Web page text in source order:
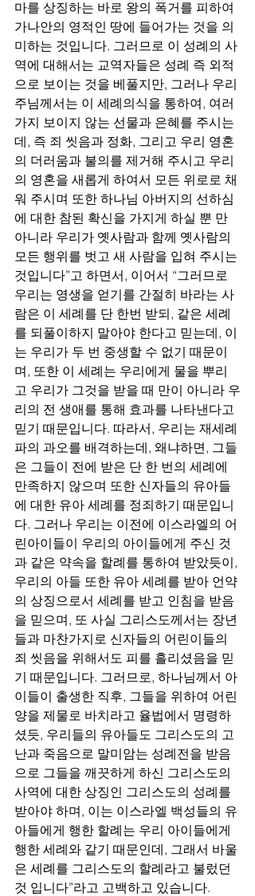
마를 상징하는 바로 왕의 폭거를 피하여
가나안의 영적인 땅에 들어가는 것을 의
미하는 것입니다. 그러므로 이 성례의 사
역에 대해서는 교역자들은 성례 즉 외적
으로 보이는 것을 베풀지만, 그러나 우리
주님께서는 이 세례의식을 통하여, 여러
가지 보이지 않는 선물과 은혜를 주시는
데, 즉 죄 씻음과 정화, 그리고 우리 영혼
의 더러움과 불의를 제거해 주시고 우리
의 영혼을 새롭게 하여서 모든 위로로 채
워 주시며 또한 하나님 아버지의 선하심
에 대한 참된 확신을 가지게 하실 뿐 만
아니라 우리가 옛사람과 함께 옛사람의
모든 행위를 벗고 새 사람을 입혀 주시는
것입니다”고 하면서, 이어서 “그러므로
우리는 영생을 얻기를 간절히 바라는 사
람은 이 세례를 단 한번 받되, 같은 세례
를 되풀이하지 말아야 한다고 믿는데, 이
는 우리가 두 번 중생할 수 없기 때문이
며, 또한 이 세례는 우리에게 물을 뿌리
고 우리가 그것을 받을 때 만이 아니라 우
리의 전 생애를 통해 효과를 나타낸다고
믿기 때문입니다. 따라서, 우리는 재세례
파의 과오를 배격하는데, 왜냐하면, 그들
은 그들이 전에 받은 단 한 번의 세례에
만족하지 않으며 또한 신자들의 유아들
에 대한 유아 세례를 정죄하기 때문입니
다. 그러나 우리는 이전에 이스라엘의 어
린아이들이 우리의 아이들에게 주신 것
과 같은 약속을 할례를 통하여 받았듯이,
우리의 아들 또한 유아 세례를 받아 언약
의 상징으로서 세례를 받고 인침을 받음
을 믿으며, 또 사실 그리스도께서는 장년
들과 마찬가지로 신자들의 어린이들의
죄 씻음을 위해서도 피를 흘리셨음을 믿
기 때문입니다. 그러므로, 하나님께서 아
이들이 출생한 직후, 그들을 위하여 어린
양을 제물로 바치라고 율법에서 명령하
셨듯, 우리들의 유아들도 그리스도의 고
난과 죽음으로 말미암는 성례전을 받음
으로 그들을 깨끗하게 하신 그리스도의
사역에 대한 상징인 그리스도의 성례를
받아야 하며, 이는 이스라엘 백성들의 유
아들에게 행한 할례는 우리 아이들에게
행한 세례와 같기 때문인데, 그래서 바울
은 세례를 그리스도의 할례라고 불렀던
것 입니다”라고 고백하고 있습니다.